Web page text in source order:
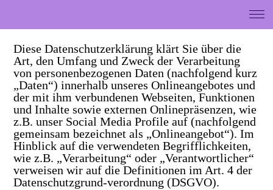
Diese Datenschutzerklärung klärt Sie über die
Art, den Umfang und Zweck der Verarbeitung
von personenbezogenen Daten (nachfolgend kurz
„Daten“) innerhalb unseres Onlineangebotes und
der mit ihm verbundenen Webseiten, Funktionen
und Inhalte sowie externen Onlinepräsenzen, wie
z.B. unser Social Media Profile auf (nachfolgend
gemeinsam bezeichnet als „Onlineangebot“). Im
Hinblick auf die verwendeten Begrifflichkeiten,
wie z.B. „Verarbeitung“ oder „Verantwortlicher“
verweisen wir auf die Definitionen im Art. 4 der
Datenschutzgrund-verordnung (DSGVO).